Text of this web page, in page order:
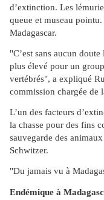
d’extinction. Les
queue et museau
Madagascar.
"C’est sans aucun
plus élevé pour un
vertébrés", a expliqué
commission chargée de
L’un des facteurs
la chasse pour des fins
sauvegarde des
Schwitzer.
"Du jamais vu à
Endémique à